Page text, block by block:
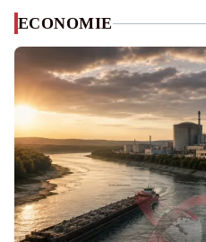
ECONOMIE